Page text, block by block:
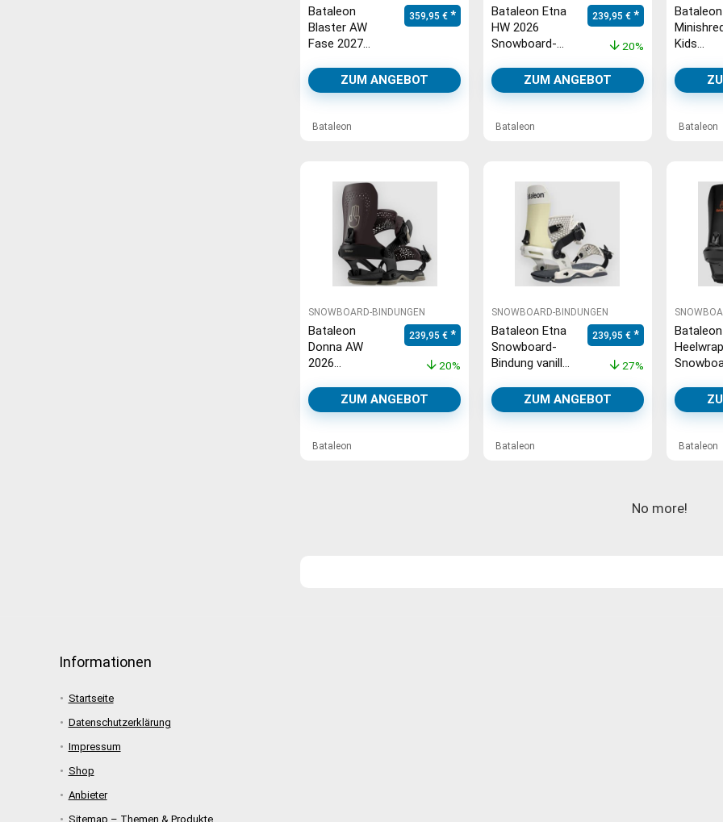
Bataleon
Blaster AW
Fase 2027
Bindung black
359,95 €
ZUM ANGEBOT
Bataleon
Bataleon Etna
HW 2026
Snowboard-
Ursprünglicher Preis war:
239,95 € Aktueller Preis ist:
20%
ZUM ANGEBOT
Bataleon
Bataleon
Kids
Bindung
Bataleon
SNOWBOARD-BINDUNGEN
Bataleon
Donna AW
2026
Bindung
midnight
Ursprünglicher Preis war: 299,95 €
239,95 € Aktueller Preis ist: 239,95 €.
20%
ZUM ANGEBOT
Bataleon
SNOWBOARD-BINDUNGEN
Bataleon Etna
Snowboard-
Bindung vanilla
Ursprünglicher Preis war:
239,95 € Aktueller Preis ist:
27%
ZUM ANGEBOT
Bataleon
Heelwrap
Bataleon
No more!
Informationen
Startseite
Datenschutzerklärung
Impressum
Shop
Anbieter
Sitemap – Themen & Produkte